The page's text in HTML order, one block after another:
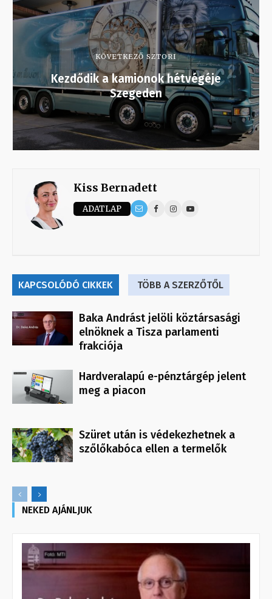
KÖVETKEZŐ SZTORI
Kezdődik a kamionok hétvégéje
Szegeden
Kiss Bernadett
ADATLAP
KAPCSOLÓDÓ CIKKEK TÖBB A SZERZŐTŐL
Baka Andrást jelöli köztársasági
elnöknek a Tisza parlamenti
frakciója
Hardveralapú e-pénztárgép jelent
meg a piacon
Szüret után is védekezhetnek a
szőlőkabóca ellen a termelők
NEKED AJÁNLJUK